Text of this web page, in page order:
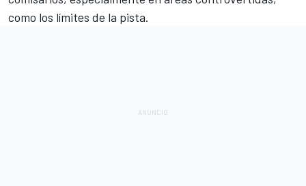
como los límites de la pista.